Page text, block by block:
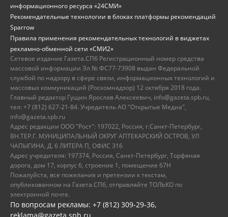
информационного ресурса «24СМИ»
Рекомендательные технологии в блоках платформы рекомендаций
Sparrow
Правила применения рекомендательных технологий в виджетах
рекламно-обменной сети «СМИ2»
Сетевое издание Газета.СПб Регистрационный номер средства
массовой информации Эл № ФС77-73908 выдан Федеральной
службой по надзору в сфере связи, информационных технологий и
массовых коммуникаций (Роскомнадзор) 12 октября 2018 года.
Главный редактор Гущин Ярослав Алексеевич, info@gazeta.spb.ru,
тел: +7 (812) 627-21-84. Учредитель АО "Открытые Медиа",
info@gazeta.spb.ru
Адрес редакции ООО "Рост": 197022, Россия, г.Санкт-Петербург,
ВН.ТЕР.Г. МУНИЦИПАЛЬНЫЙ ОКРУГ АПТЕКАРСКИЙ ОСТРОВ, УЛ
ЧАПЫГИНА, Д. 6 ЛИТЕРА П, ОФИС 316
Адрес учредителя: 197374, Россия, Санкт-Петербург, Торфяная
дорога, дом 17, корпус 6, строение 1, помещение 67Н
Пожалуйста, все пожелания и претензии к текстам,
опубликованном на Газета.СПб, отправляйте ТОЛЬКО по
электронной почте.
По вопросам рекламы: +7 (812) 309-29-36,